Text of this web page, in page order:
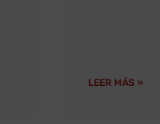
LEER MÁS »